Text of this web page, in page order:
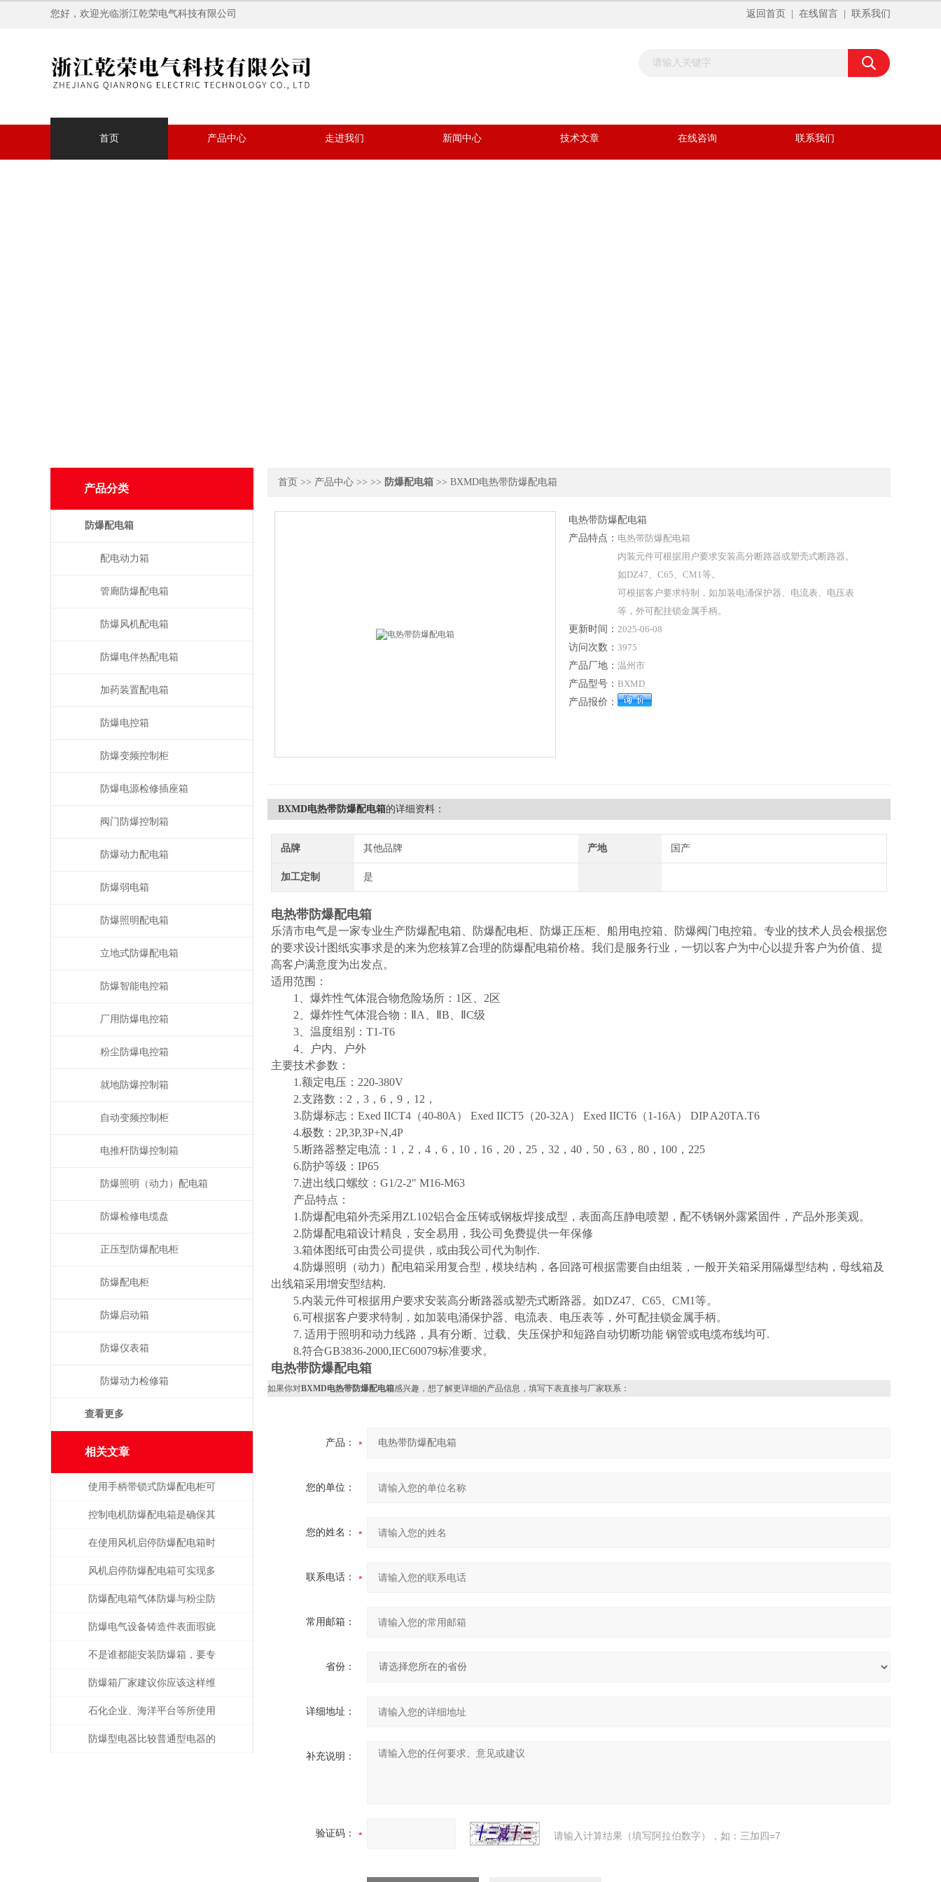
您好，欢迎光临浙江乾荣电气科技有限公司 返回首页 在线留言 联系我们
首页 产品中心 走进我们 新闻中心 技术文章 在线咨询 联系我们
首页 >> 产品中心 >> >> 防爆配电箱 >> BXMD电热带防爆配电箱
电热带防爆配电箱
产品特点： 电热带防爆配电箱
内装元件可根据用户要求安装高分断路器或塑壳式断路器。
如DZ47、C65、CM1等。
可根据客户要求特制，如加装电涌保护器、电流表、电压表
等，外可配挂锁金属手柄。
更新时间： 2025-06-08
访问次数： 3975
产品厂地： 温州市
产品型号： BXMD
产品报价：
BXMD电热带防爆配电箱的详细资料：
品牌 其他品牌 产地 国产
加工定制 是
电热带防爆配电箱
乐清市电气是一家专业生产防爆配电箱、防爆配电柜、防爆正压柜、船用电控箱、防爆阀门电控箱。专业的技术人员会根据您
的要求设计图纸实事求是的来为您核算Z合理的防爆配电箱价格。我们是服务行业，一切以客户为中心以提升客户为价值、提
高客户满意度为出发点。
适用范围：
1、爆炸性气体混合物危险场所：1区、2区
2、爆炸性气体混合物：ⅡA、ⅡB、ⅡC级
3、温度组别：T1-T6
4、户内、户外
主要技术参数：
1.额定电压：220-380V
2.支路数：2，3，6，9，12，
3.防爆标志：Exed IICT4（40-80A） Exed IICT5（20-32A） Exed IICT6（1-16A） DIP A20TA.T6
4.极数：2P,3P,3P+N,4P
5.断路器整定电流：1，2，4，6，10，16，20，25，32，40，50，63，80，100，225
6.防护等级：IP65
7.进出线口螺纹：G1/2-2" M16-M63
产品特点：
1.防爆配电箱外壳采用ZL102铝合金压铸或钢板焊接成型，表面高压静电喷塑，配不锈钢外露紧固件，产品外形美观。
2.防爆配电箱设计精良，安全易用，我公司免费提供一年保修
3.箱体图纸可由贵公司提供，或由我公司代为制作.
4.防爆照明（动力）配电箱采用复合型，模块结构，各回路可根据需要自由组装，一般开关箱采用隔爆型结构，母线箱及
出线箱采用增安型结构.
5.内装元件可根据用户要求安装高分断路器或塑壳式断路器。如DZ47、C65、CM1等。
6.可根据客户要求特制，如加装电涌保护器、电流表、电压表等，外可配挂锁金属手柄。
7. 适用于照明和动力线路，具有分断、过载、失压保护和短路自动切断功能 钢管或电缆布线均可.
8.符合GB3836-2000,IEC60079标准要求。
电热带防爆配电箱
如果你对BXMD电热带防爆配电箱感兴趣，想了解更详细的产品信息，填写下表直接与厂家联系：
产品：
您的单位：
您的姓名：
联系电话：
常用邮箱：
省份：
详细地址：
补充说明：
验证码： 请输入计算结果（填写阿拉伯数字），如：三加四=7
产品分类
防爆配电箱
配电动力箱
管廊防爆配电箱
防爆风机配电箱
防爆电伴热配电箱
加药装置配电箱
防爆电控箱
防爆变频控制柜
防爆电源检修插座箱
阀门防爆控制箱
防爆动力配电箱
防爆弱电箱
防爆照明配电箱
立地式防爆配电箱
防爆智能电控箱
厂用防爆电控箱
粉尘防爆电控箱
就地防爆控制箱
自动变频控制柜
电推杆防爆控制箱
防爆照明（动力）配电箱
防爆检修电缆盘
正压型防爆配电柜
防爆配电柜
防爆启动箱
防爆仪表箱
防爆动力检修箱
查看更多
相关文章
使用手柄带锁式防爆配电柜可
保障安全，提高效率
控制电机防爆配电箱是确保其
安全可靠地运行的关键
在使用风机启停防爆配电箱时
的注意事项
风机启停防爆配电箱可实现多
种功能
防爆配电箱气体防爆与粉尘防
爆的差别
防爆电气设备铸造件表面瑕疵
修复
不是谁都能安装防爆箱，要专
业人士才行
防爆箱厂家建议你应该这样维
护防爆类产品！
石化企业、海洋平台等所使用
的防爆电气设备注意事项
防爆型电器比较普通型电器的